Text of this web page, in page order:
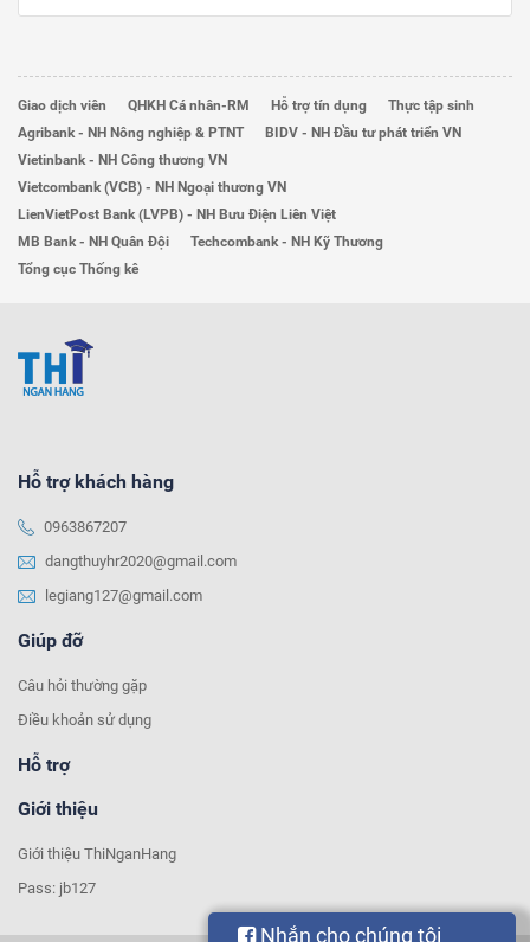
Giao dịch viên QHKH Cá nhân-RM Hỗ trợ tín dụng
Thực tập sinh
Agribank - NH Nông nghiệp & PTNT
BIDV - NH Đầu tư phát triển VN
Vietinbank - NH Công thương VN
Vietcombank (VCB) - NH Ngoại thương VN
LienVietPost Bank (LVPB) - NH Bưu Điện Liên Việt
MB Bank - NH Quân Đội
Techcombank - NH Kỹ Thương
Tổng cục Thống kê
Hỗ trợ khách hàng
0963867207
dangthuyhr2020@gmail.com
legiang127@gmail.com
Giúp đỡ
Câu hỏi thường gặp
Điều khoản sử dụng
Hỗ trợ
Giới thiệu
Giới thiệu ThiNganHang
Pass: jb127
Nhắn cho chúng tôi